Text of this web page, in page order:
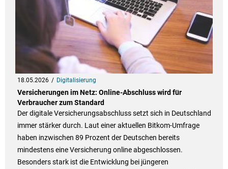
18.05.2026 Digitalisierung
Versicherungen im Netz: Online-Abschluss wird für
Verbraucher zum Standard
Der digitale Versicherungsabschluss setzt sich in Deutschland
immer stärker durch. Laut einer aktuellen Bitkom-Umfrage
haben inzwischen 89 Prozent der Deutschen bereits
mindestens eine Versicherung online abgeschlossen.
Besonders stark ist die Entwicklung bei jüngeren